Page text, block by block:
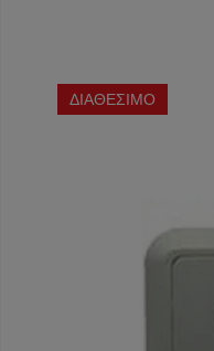
ΔΙΑΘΕΣΙΜΟ